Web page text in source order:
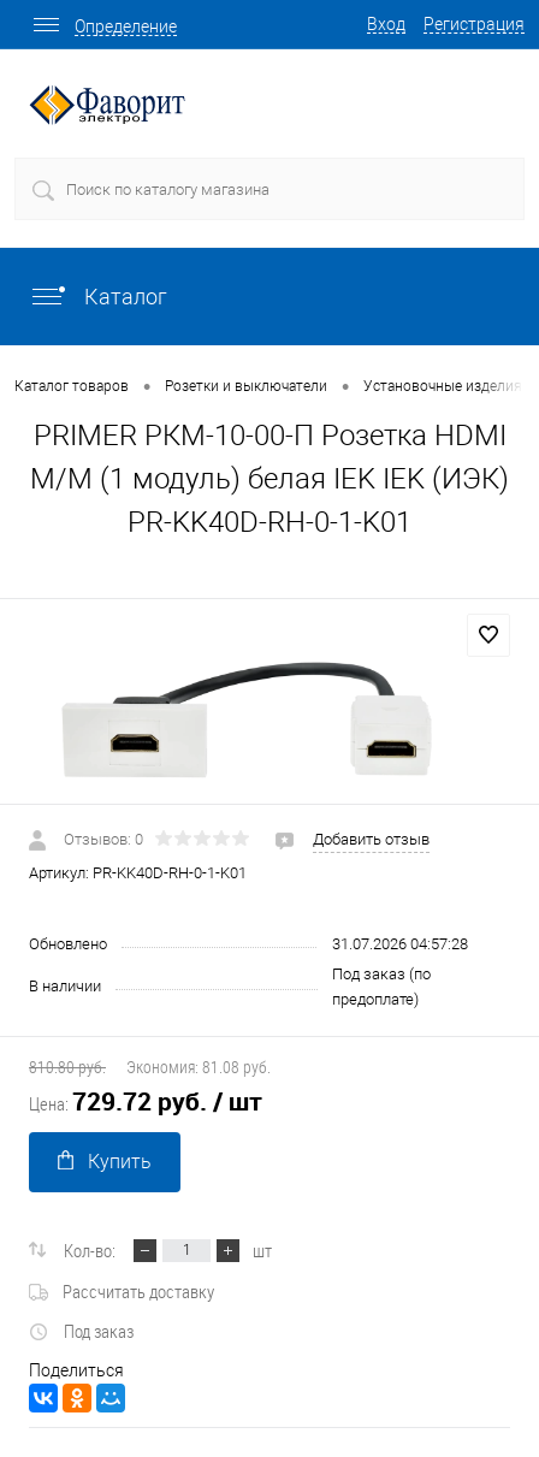
Вход Регистрация
Определение
Каталог
Каталог товаров • Розетки и выключатели • Установочные изделия
PRIMER РКМ-10-00-П Розетка HDMI
M/M (1 модуль) белая IEK IEK (ИЭК)
PR-KK40D-RH-0-1-K01
Отзывов: 0
Добавить отзыв
Артикул: PR-KK40D-RH-0-1-K01
Обновлено 31.07.2026 04:57:28
В наличии
Под заказ (по
предоплате)
810.80 руб. Экономия: 81.08 руб.
Цена: 729.72 руб. / шт
Купить
Кол-во:
шт
Рассчитать доставку
Под заказ
Поделиться